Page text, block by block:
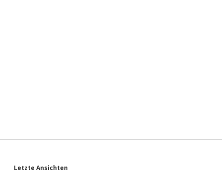
Sidebar
Letzte Ansichten